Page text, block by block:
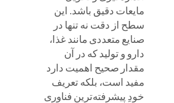
مایعات دقیق باشد. این
سطح از دقت نه تنها در
صنایع متعددی مانند غذا،
دارو و تولید که در آن
مقدار صحیح اهمیت دارد
مفید است، بلکه تعریف
خودِ پیشرفته‌ترین فناوری